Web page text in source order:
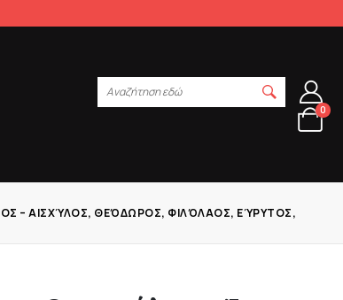
Αναζήτηση εδώ
0
ΑΙΣΧΎΛΟΣ, ΘΕΌΔΩΡΟΣ, ΦΙΛΌΛΑΟΣ, ΕΎΡΥΤΟΣ, ΆΡ